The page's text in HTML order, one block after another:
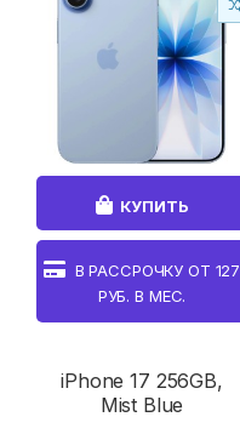
КУПИТЬ
В РАССРОЧКУ ОТ 127
РУБ. В МЕС.
iPhone 17 256GB,
Mist Blue